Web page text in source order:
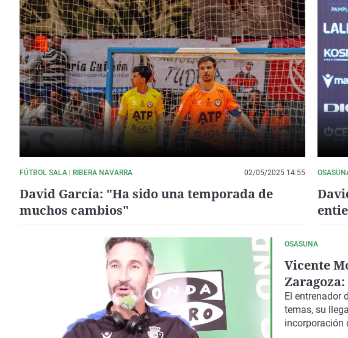
FÚTBOL SALA | RIBERA NAVARRA 02/05/2025 14:55
David García: "Ha sido una temporada de
muchos cambios"
OSASUNA
Vicente
Si es así,
El entrenador
temas, su
incorporación